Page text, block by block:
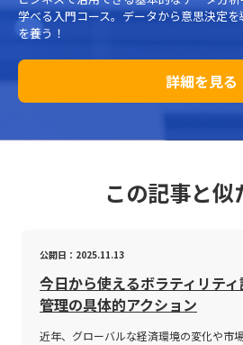
学べる入門コース。データから意思決定を
を養う！
詳細を見る
この記事と似
公開日：2025.11.13
今日から使えるボラティリテ
管理の具体的アクション
近年、グローバルな経済環境の変化や市